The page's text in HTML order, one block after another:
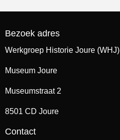
Bezoek adres
Werkgroep Historie Joure (WHJ)
Museum Joure
Museumstraat 2
8501 CD Joure
Contact